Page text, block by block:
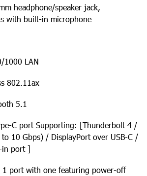
headphone/speaker jack,
with built-in microphone
LAN
802.11ax
5.1
C port Supporting: [Thunderbolt 4 /
10 Gbps) / DisplayPort over USB-C /
in port ]
1 port with one featuring power-off